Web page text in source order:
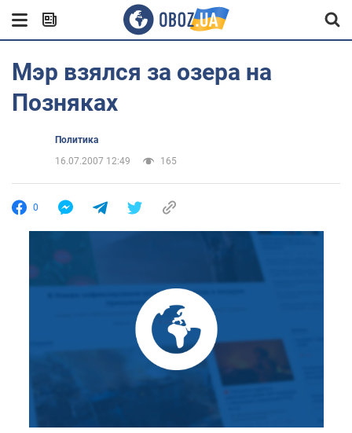
Мэр взялся за озера на
Позняках
Политика
16.07.2007 12:49
165
0